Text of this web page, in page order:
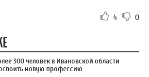
4 0
300 человек в Ивановской области
новую профессию